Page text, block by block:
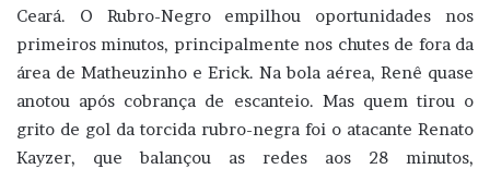
Ceará. O Rubro-Negro empilhou oportunidades nos
primeiros minutos, principalmente nos chutes de fora da
área de Matheuzinho e Erick. Na bola aérea, Renê quase
anotou após cobrança de escanteio. Mas quem tirou o
grito de gol da torcida rubro-negra foi o atacante Renato
Kayzer, que balançou as redes aos 28 minutos,